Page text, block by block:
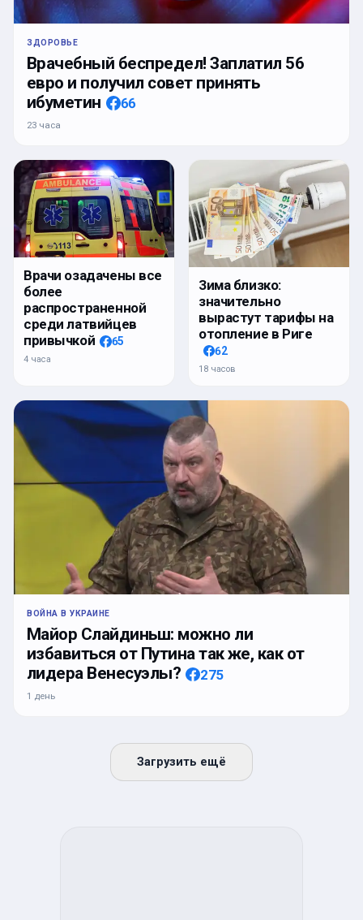
ЗДОРОВЬЕ
Врачебный беспредел! Заплатил 56
евро и получил совет принять
ибуметин
66
23 часа
Врачи озадачены все
более
распространенной
среди латвийцев
привычкой
65
4 часа
Зима близко:
значительно
вырастут тарифы на
отопление в Риге
62
18 часов
ВОЙНА В УКРАИНЕ
Майор Слайдиньш: можно ли
избавиться от Путина так же, как от
лидера Венесуэлы?
275
1 день
Загрузить ещё